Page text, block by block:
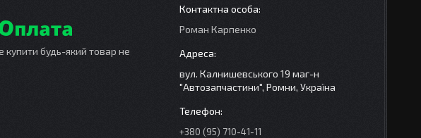
купити будь-який товар не
Роман Карпенко
вул. Калнишевського 19 маг-н
"Автозапчастини", Ромни, Україна
+380 (95) 710-41-11